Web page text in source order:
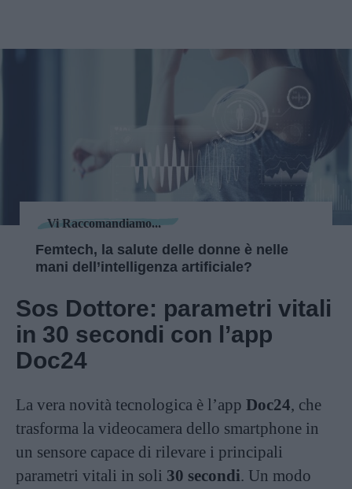
Vi Raccomandiamo...
Femtech, la salute delle donne è nelle
mani dell’intelligenza artificiale?
Sos Dottore: parametri vitali
in 30 secondi con l’app
Doc24
La vera novità tecnologica è l’app Doc24, che
trasforma la videocamera dello smartphone in
un sensore capace di rilevare i principali
parametri vitali in soli 30 secondi. Un modo